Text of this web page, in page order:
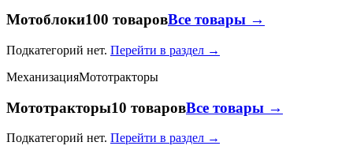
Мотоблоки100 товаровВсе товары →
Подкатегорий нет. Перейти в раздел →
МеханизацияМототракторы
Мототракторы10 товаровВсе товары →
Подкатегорий нет. Перейти в раздел →